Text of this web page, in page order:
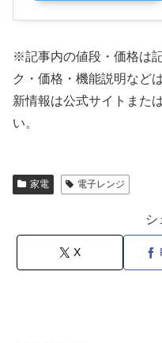
※記事内の値段・価格は
ク・価格・機能説明など
新情報は公式サイトまた
い。
家電 電子レンジ
シ
X